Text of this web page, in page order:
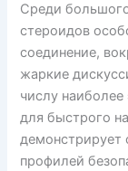
Среди
стероидов
соединение,
жаркие
числу
для быстрого
демонстрирует
профилей